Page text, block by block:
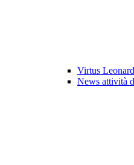
Virtus
News attività